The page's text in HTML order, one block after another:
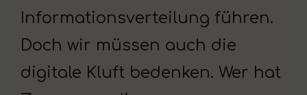
Informationsverteilung führen.
Doch wir müssen auch die
digitale Kluft bedenken. Wer hat